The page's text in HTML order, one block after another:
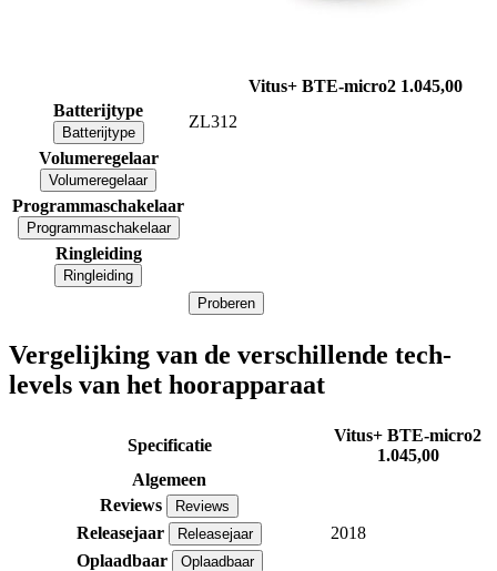
Vitus+ BTE-micro2 1.045,00
Batterijtype
Batterijtype
ZL312
Volumeregelaar
Volumeregelaar
Programmaschakelaar
Programmaschakelaar
Ringleiding
Ringleiding
Proberen
Vergelijking van de verschillende tech-
levels van het hoorapparaat
Specificatie
Vitus+ BTE-micro2
1.045,00
Algemeen
Reviews
Reviews
Releasejaar Releasejaar
2018
Oplaadbaar
Oplaadbaar